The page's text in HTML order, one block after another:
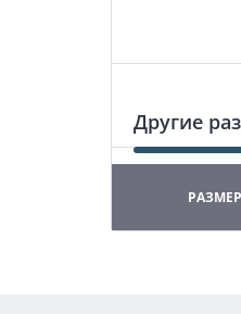
Другие
РАЗМЕР